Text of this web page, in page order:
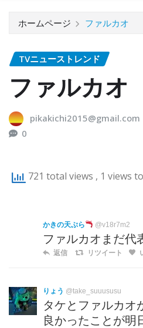
ホームページ ファルカオ
TVニューストレンド
ファルカオ
pikakichi2015@gmail.com
0
721 total views , 1 views
かきの天ぷら @v18r7m2
ファルカオまだ代
返信 リツイート
りょう @take_suuususu
タケとファルカオ
良かったことが明